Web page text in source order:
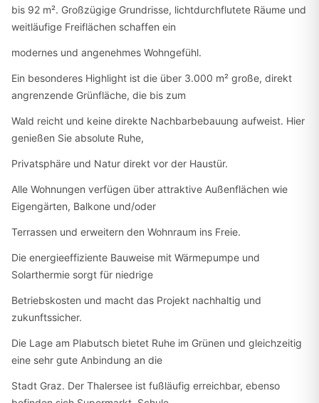
bis 92 m². Großzügige Grundrisse, lichtdurchflutete Räume und
weitläufige Freiflächen schaffen ein
modernes und angenehmes Wohngefühl.
Ein besonderes Highlight ist die über 3.000 m² große, direkt
angrenzende Grünfläche, die bis zum
Wald reicht und keine direkte Nachbarbebauung aufweist. Hier
genießen Sie absolute Ruhe,
Privatsphäre und Natur direkt vor der Haustür.
Alle Wohnungen verfügen über attraktive Außenflächen wie
Eigengärten, Balkone und/oder
Terrassen und erweitern den Wohnraum ins Freie.
Die energieeffiziente Bauweise mit Wärmepumpe und
Solarthermie sorgt für niedrige
Betriebskosten und macht das Projekt nachhaltig und
zukunftssicher.
Die Lage am Plabutsch bietet Ruhe im Grünen und gleichzeitig
eine sehr gute Anbindung an die
Stadt Graz. Der Thalersee ist fußläufig erreichbar, ebenso